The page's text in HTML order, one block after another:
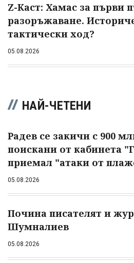
Z-Каст: Хамас за първи
разоръжаване.
тактически ход?
05.08.2026
НАЙ-ЧЕТЕНИ
Радев се закичи с 900
поискани от кабинета
приемал "атаки от
05.08.2026
Почина писателят и
Шумналиев
05.08.2026